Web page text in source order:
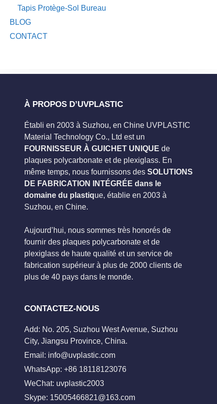
Tapis Protège-Sol Bureau
BLOG
CONTACT
À PROPOS D’UVPLASTIC
Établi en 2003 à Suzhou, en Chine UVPLASTIC
Material Technology Co., Ltd est un
FOURNISSEUR À GUICHET UNIQUE de
plaques polycarbonate et de plexiglass. En
même temps, nous fournissons des SOLUTIONS
DE FABRICATION INTÉGRÉE dans le
domaine du plastique, établie en 2003 à
Suzhou, en Chine.
Aujourd’hui, nous sommes très honorés de
fournir des plaques polycarbonate et de
plexiglass de haute qualité et un service de
fabrication supérieur à plus de 2000 clients de
plus de 40 pays dans le monde.
CONTACTEZ-NOUS
Add: No. 205, Suzhou West Avenue, Suzhou
City, Jiangsu Province, China.
Email: info@uvplastic.com
WhatsApp: +86 18118123076
WeChat: uvplastic2003
Skype: 15005466821@163.com